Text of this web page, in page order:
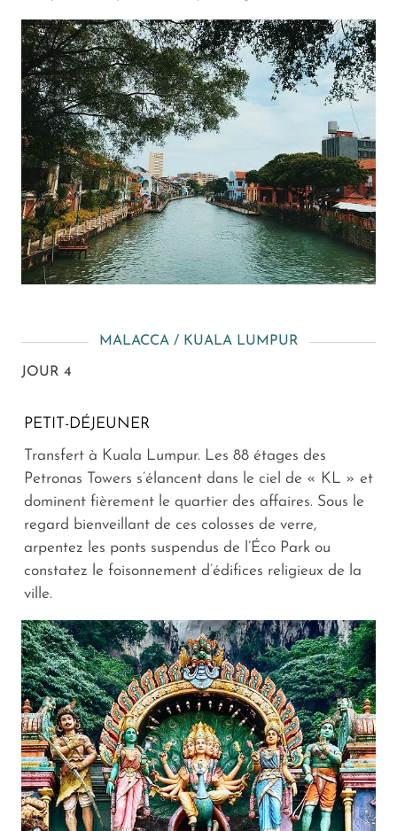
MALACCA / KUALA LUMPUR
JOUR 4
PETIT-DÉJEUNER
Transfert à Kuala Lumpur. Les 88 étages des
Petronas Towers s’élancent dans le ciel de « KL » et
dominent fièrement le quartier des affaires. Sous le
regard bienveillant de ces colosses de verre,
arpentez les ponts suspendus de l’Éco Park ou
constatez le foisonnement d’édifices religieux de la
ville.